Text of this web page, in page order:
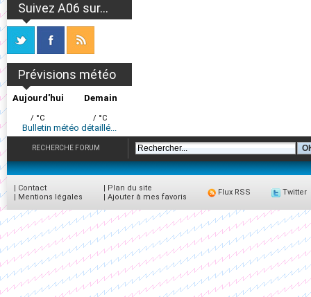
Suivez A06 sur...
Prévisions météo
Aujourd'hui
/ °C
Demain
/ °C
Bulletin météo détaillé...
RECHERCHE FORUM
| Contact
| Mentions légales
| Plan du site
| Ajouter à mes favoris
Flux RSS Twitter